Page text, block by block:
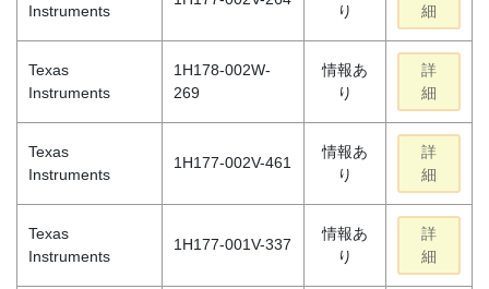
Instruments
り
細
Texas
Instruments
1H178-002W-
269
情報あ
り
詳
細
Texas
Instruments
1H177-002V-461
情報あ
り
詳
細
Texas
Instruments
1H177-001V-337
情報あ
り
詳
細